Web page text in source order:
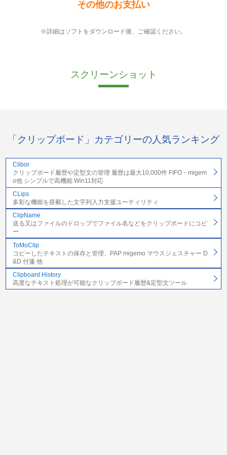
その他のお支払い
※詳細はソフトをダウンロード後、ご確認ください。
スクリーンショット
「クリップボード」カテゴリーの人気ランキング
Clibor
クリップボード履歴や定型文の管理 履歴は最大10,000件 FIFO・migem
o他 シンプルで高機能 Win11対応
CLips
多彩な機能を搭載した文字列入力支援ユーティリティ
ClipName
送る又はファイルのドロップでファイル名などをクリップボードにコピ
ー
ToMoClip
コピーしたテキストの保存と管理、PAP migemo マウスジェスチャー D
&D 付箋 他
Clipboard History
高度なテキスト処理が可能なクリップボード履歴&定型文ツール